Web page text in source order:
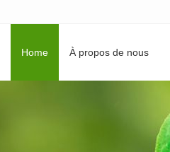
Home À propos de nous